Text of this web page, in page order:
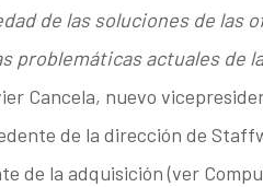
de las soluciones de las
problemáticas actuales de
Cancela, nuevo
de la dirección de
de la adquisición (ver